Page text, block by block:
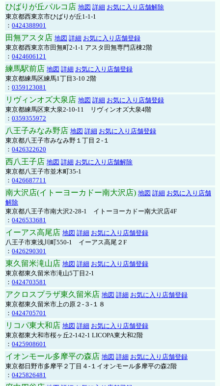
ひばりが丘パルコ店 地図 詳細 お気に入り店舗解除
東京都西東京市ひばりが丘1-1-1
： 0424388901
田無アスタ店 地図 詳細 お気に入り店舗登録
東京都西東京市田無町2-1-1 アスタ田無専門店棟2階
： 0424606121
練馬駅前店 地図 詳細 お気に入り店舗登録
東京都練馬区練馬1丁目3-10 2階
： 0359123081
リヴィンオズ大泉店 地図 詳細 お気に入り店舗登録
東京都練馬区東大泉2-10-11 リヴィンオズ大泉4階
： 0359355972
八王子みなみ野店 地図 詳細 お気に入り店舗登録
東京都八王子市みなみ野１丁目２-１
： 0426322620
西八王子店 地図 詳細 お気に入り店舗解除
東京都八王子市並木町35-1
： 0426687711
南大沢店(イトーヨーカドー南大沢店) 地図 詳細 お気に入り店舗
解除
東京都八王子市南大沢2-28-1 イトーヨーカドー南大沢店4F
： 0426533681
イーアス高尾店 地図 詳細 お気に入り店舗登録
八王子市東浅川町550-1 イーアス高尾２F
： 0426290301
東久留米滝山店 地図 詳細 お気に入り店舗登録
東京都東久留米市滝山5丁目2-1
： 0424703581
アクロスプラザ東久留米店 地図 詳細 お気に入り店舗登録
東京都東久留米市上の原２-３-１８
： 0424705701
リコパ東大和店 地図 詳細 お気に入り店舗登録
東京都東大和市桜ヶ丘2-142-1 LICOPA東大和2階
： 0425908601
イオンモール多摩平の森店 地図 詳細 お気に入り店舗登録
東京都日野市多摩平２丁目４-１イオンモール多摩平の森2階
： 0425826481